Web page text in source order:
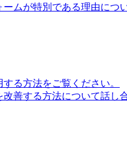
ムが特別である理由につ
る方法をご覧ください。
善する方法について話し